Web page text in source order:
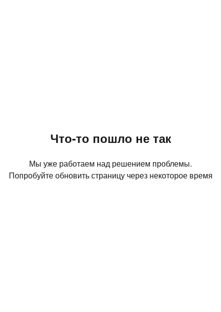
Что-то пошло не так
Мы уже работаем над решением проблемы.
Попробуйте обновить страницу через некоторое время